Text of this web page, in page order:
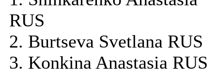
RUS
2. Burtseva Svetlana RUS
3. Konkina Anastasia RUS